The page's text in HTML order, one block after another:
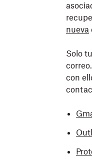
nueva
Solo
con